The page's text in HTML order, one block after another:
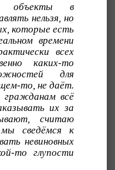
объекты в
нельзя, но
которые есть
времени
всех
каких-то
для
то, не даёт.
всё
их за
считаю
сведёмся к
невиновных
то глупости